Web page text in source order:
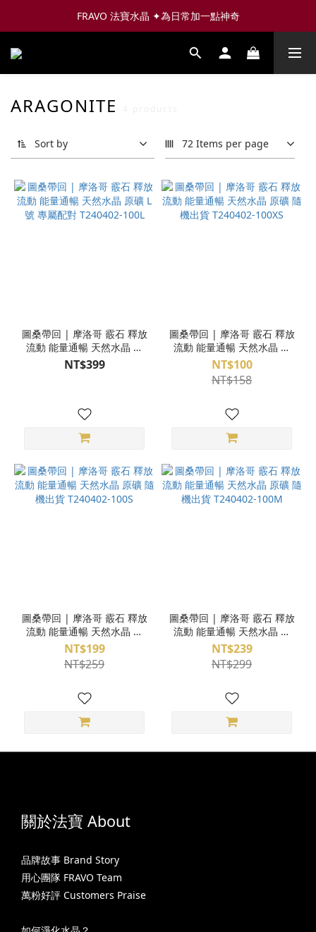
FRAVO 法寶水晶 ✦為日常加一點神奇
ARAGONITE
Sort by 72 Items per page
圖桑帶回 | 摩洛哥 霰石 釋放
流動 能量通暢 天然水晶 原
礦 L號 專屬配對 T240402-
100L
NT$399
圖桑帶回 | 摩洛哥 霰石 釋放
流動 能量通暢 天然水晶 原
礦 隨機出貨 T240402-100XS
NT$100
NT$158
圖桑帶回 | 摩洛哥 霰石 釋放
流動 能量通暢 天然水晶 原
礦 隨機出貨 T240402-100S
NT$199
NT$259
圖桑帶回 | 摩洛哥 霰石 釋放
流動 能量通暢 天然水晶 原
礦 隨機出貨 T240402-100M
NT$239
NT$299
關於法寶 About
品牌故事 Brand Story
用心團隊 FRAVO Team
萬粉好評 Customers Praise